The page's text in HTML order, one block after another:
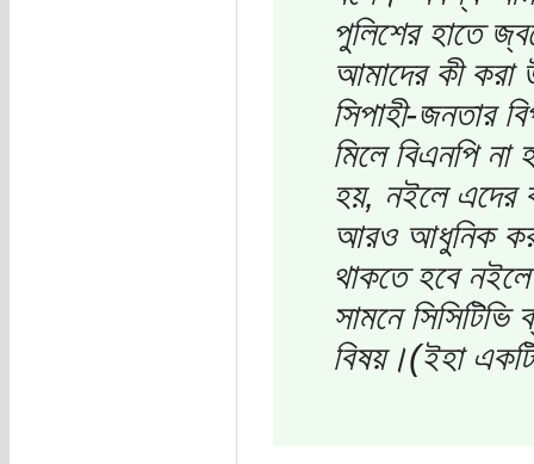
পুলিশের হাতে
আমাদের কী
সিপাহী-জনতার
মিলে বিএনপি না
হয়, নইলে এদের
আরও আধুনিক করা
থাকতে হবে
সামনে
বিষয়।(ইহা